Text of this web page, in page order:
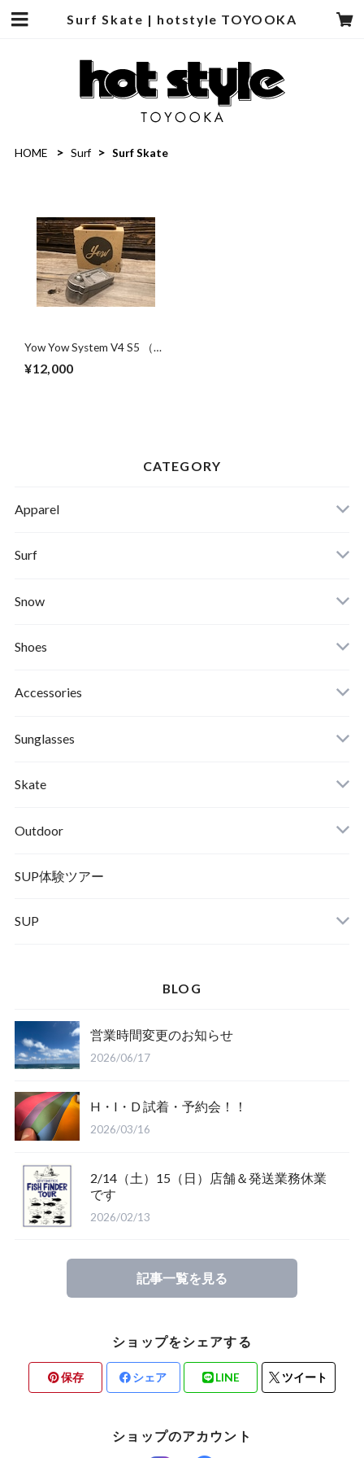
Surf Skate | hotstyle TOYOOKA
HOME Surf Surf Skate
Yow Yow System V4 S5 （単
¥12,000
CATEGORY
Apparel
Banks Journal
Critical Slide(TCSS)
Afends
Roial
RVCA
ACER
Turn Me On
KAYA
Salty Crew
Surf
Surfboards
Wetsuits,Rush Guard
Winter Goods
Snow
Board
Binding
Boots
Bc Gear
Goggle
Helmet
SOX
Glove
Shoes
Sandals
Shoes
Winter Shoes
Accessories
Other
Sunglasses
Skate
Outdoor
Norrona
SUP体験ツアー
SUP
BLOG
営業時間変更のお知らせ
2026/06/17
H・I・D 試着・予約会！！
2026/03/16
2/14（土）15（日）店舗＆発送業務休業
です
2026/02/13
記事一覧を見る
ショップをシェアする
保存 シェア LINE ツイート
ショップのアカウント